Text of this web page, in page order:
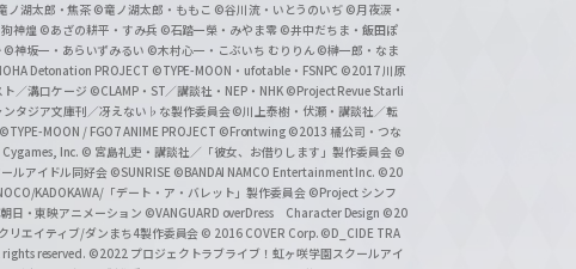
ノ湖太郎・焦茶 ©竜ノ湖太郎・ももこ ©谷川流・いとうのいぢ ©月夜涙・
神煌 ©あざの耕平・すみ兵 ©石踏一榮・みやま零 ©井中だちま・飯田ぽ
©神坂一・あらいずみるい ©木村心一・こぶいち むりりん ©榊一郎・なま
Detonation PROJECT ©TYPE-MOON・ufotable・FSNPC ©2017 川原
／溝口ケージ ©CLAMP・ST／講談社・NEP・NHK ©Project Revue Starli
タジア文庫刊／冴えない♭な製作委員会©川上泰樹・伏瀬・講談社／転
©TYPE-MOON / FGO7 ANIME PROJECT ©Frontwing ©2013 橘公司・つな
Inc. © 宮島礼吏・講談社／「彼女、お借りします」製作委員会 ©
ルアイドル同好会 ©SUNRISE ©BANDAI NAMCO Entertainment Inc. ©20
KADOKAWA/「デート・ア・バレット」製作委員会 ©Project シンフ
日・東映アニメーション ©VANGUARD overDress Character Design ©20
リエイティブ/ダンまち4製作委員会 © 2016 COVER Corp. ©D_CIDE TRA
reserved. ©2022 プロジェクトラブライブ！虹ヶ咲学園スクールアイ